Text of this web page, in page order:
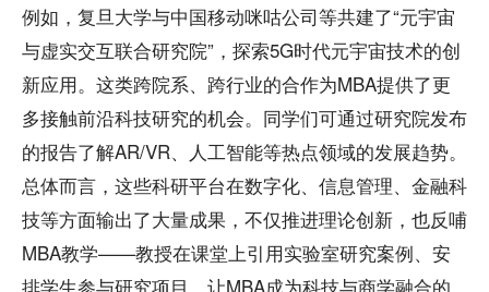
例如，复旦大学与中国移动咪咕公司等共建了“元宇宙
与虚实交互联合研究院”，探索5G时代元宇宙技术的创
新应用。这类跨院系、跨行业的合作为MBA提供了更
多接触前沿科技研究的机会。同学们可通过研究院发布
的报告了解AR/VR、人工智能等热点领域的发展趋势。
总体而言，这些科研平台在数字化、信息管理、金融科
技等方面输出了大量成果，不仅推进理论创新，也反哺
MBA教学——教授在课堂上引用实验室研究案例、安
排学生参与研究项目，让MBA成为科技与商学融合的